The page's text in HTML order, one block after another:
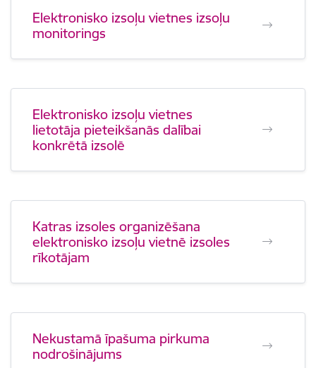
Elektronisko izsoļu vietnes izsoļu
monitorings
Elektronisko izsoļu vietnes
lietotāja pieteikšanās dalībai
konkrētā izsolē
Katras izsoles organizēšana
elektronisko izsoļu vietnē izsoles
rīkotājam
Nekustamā īpašuma pirkuma
nodrošinājums